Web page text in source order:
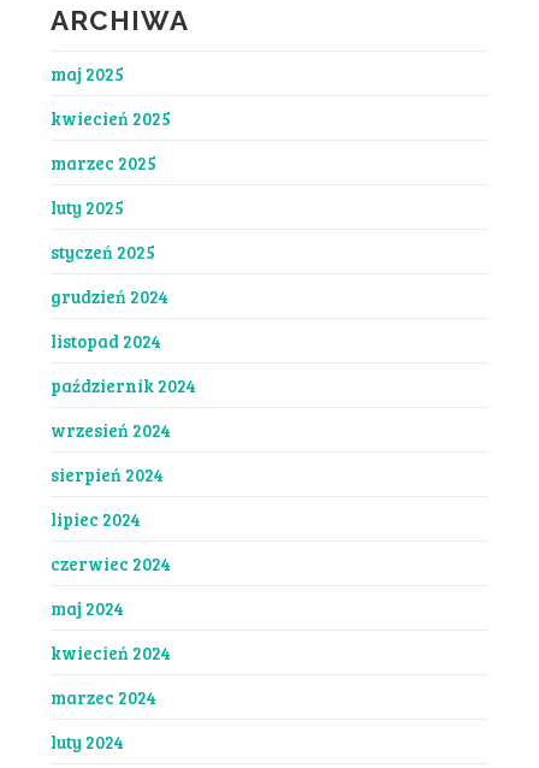
ARCHIWA
maj 2025
kwiecień 2025
marzec 2025
luty 2025
styczeń 2025
grudzień 2024
listopad 2024
październik 2024
wrzesień 2024
sierpień 2024
lipiec 2024
czerwiec 2024
maj 2024
kwiecień 2024
marzec 2024
luty 2024